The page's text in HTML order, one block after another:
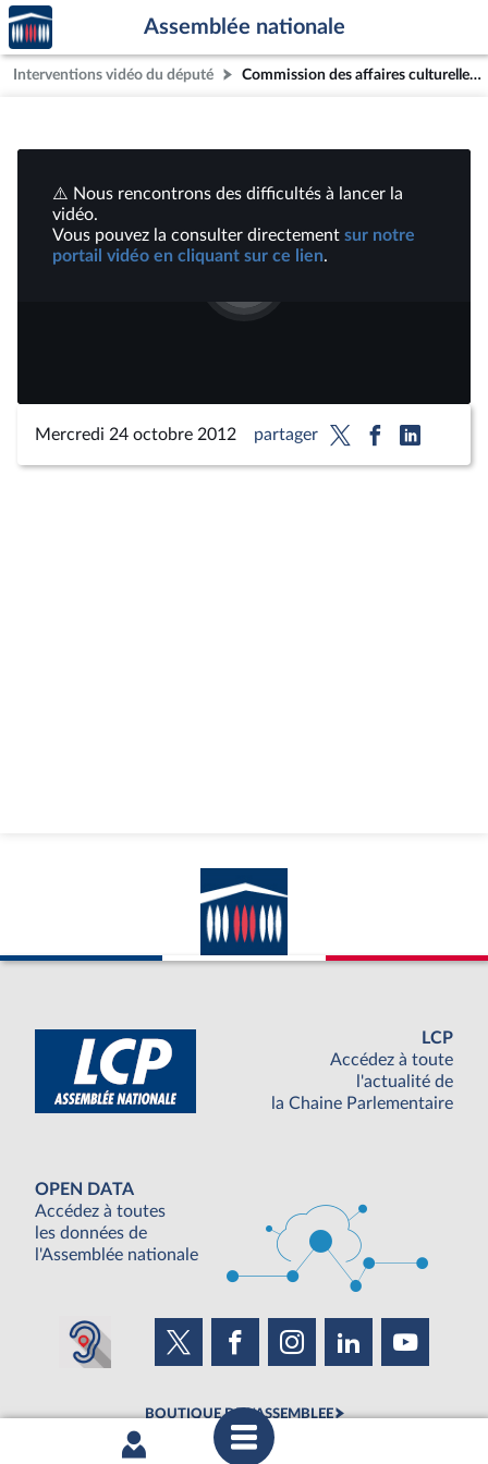
Aller au contenu
Aller en bas de la page
Accèder
à la
page
d'accueil
Assemblée nationale
Interventions vidéo du député Commission des affaires culturelles : M. Vincent Peillon, ministre et Mme George Pau-Langevin, ministre déléguée, sur les crédits pour 2013 de la mission Enseignement scolaire | Vidéos
Lire
vidéo
⚠️ Nous rencontrons des difficultés à lancer la
vidéo.
Vous pouvez la consulter directement sur notre
portail vidéo en cliquant sur ce lien.
Mercredi 24 octobre 2012 partager
LCP
Accédez à toute
l'actualité de
la Chaine Parlementaire
OPEN DATA
Accédez à toutes
les données de
l'Assemblée nationale
BOUTIQUE DE L'ASSEMBLEE
UNE SEMAINE À L'ASSEMBLÉE